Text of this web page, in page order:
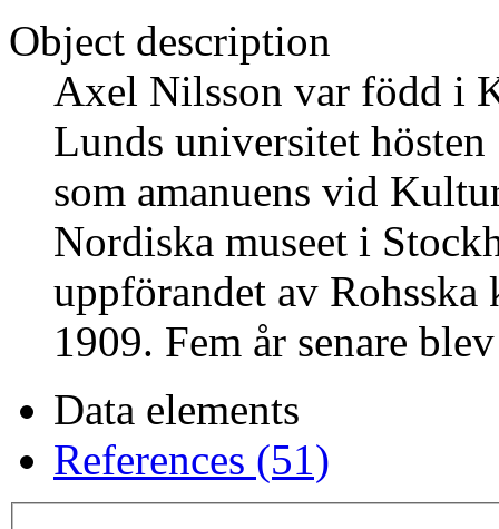
Object description
Axel Nilsson var född i
Lunds universitet
som amanuens vid
Nordiska museet i
uppförandet av
1909. Fem år senare
Data elements
References (51)